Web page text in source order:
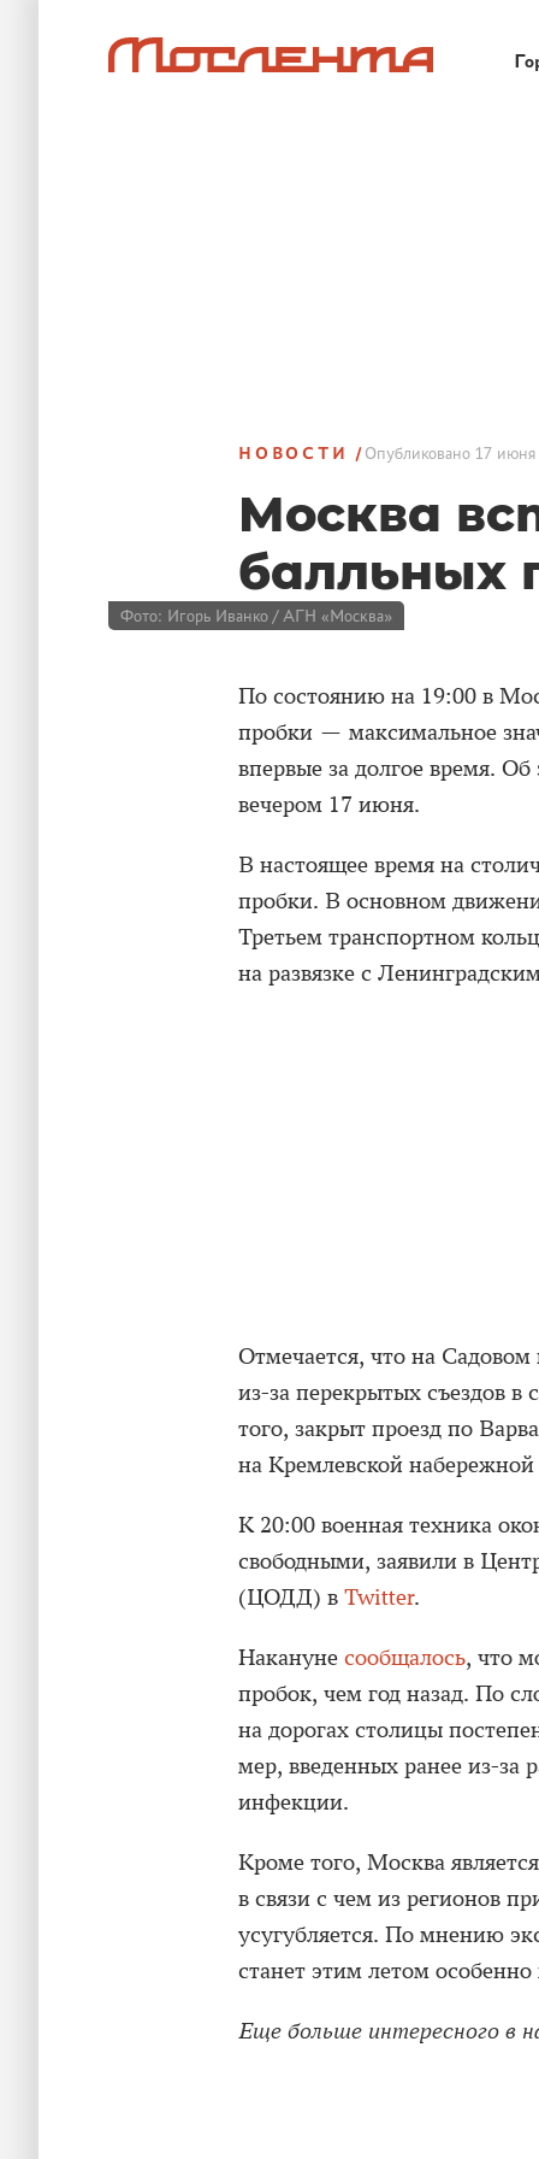
НОВОСТИ Опубликовано17 июня
Москва
балльных
Фото: Игорь Иванко / АГН «Москва»
По состоянию на 19:00 в
пробки — максимальное
впервые за долгое время.
вечером 17 июня.
В настоящее время на
пробки. В основном
Третьем транспортном
на развязке с
Отмечается, что на Садовом
из-за перекрытых съездов
того, закрыт проезд по
на Кремлевской набережной
К 20:00 военная техника
свободными, заявили в
(ЦОДД) в Twitter.
Накануне сообщалось, что
пробок, чем год назад. По
на дорогах столицы
мер, введенных ранее из-за
инфекции.
Кроме того, Москва
в связи с чем из регионов
усугубляется. По мнению
станет этим летом особенно
Еще больше интересного в